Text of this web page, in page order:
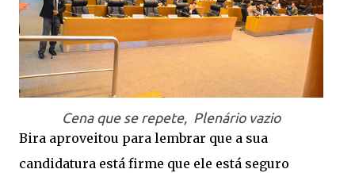
Cena que se repete, Plenário vazio
Bira aproveitou para lembrar que a sua
candidatura está firme que ele está seguro